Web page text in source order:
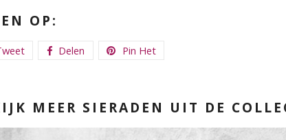
OP:
Delen Pin Het
MEER SIERADEN UIT DE